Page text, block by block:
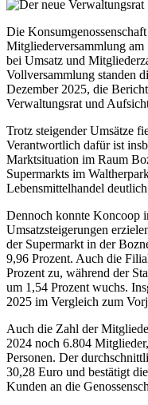
Die
Mitgliederversammlung
bei Umsatz und
Vollversammlung standen
Dezember 2025, die
Verwaltungsrat und
Trotz steigender Umsätze
Verantwortlich dafür ist
Marktsituation im Raum
Supermarkts im
Lebensmittelhandel
Dennoch konnte Koncoop
Umsatzsteigerungen
der Supermarkt in der
9,96 Prozent. Auch die
Prozent zu, während der
um 1,54 Prozent wuchs.
2025 im Vergleich zum
Auch die Zahl der
2024 noch 6.804
Personen. Der
30,28 Euro und bestätigt
Kunden an die